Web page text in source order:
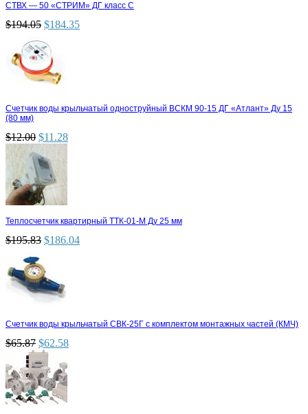
СТВХ — 50 «СТРИМ» ДГ класс С
$194.05 $184.35
Счетчик воды крыльчатый одноструйный ВСКМ 90-15 ДГ «Атлант» Ду 15
(80 мм)
$12.00 $11.28
Теплосчетчик квартирный ТТК-01-М Ду 25 мм
$195.83 $186.04
Счетчик воды крыльчатый СВК-25Г с комплектом монтажных частей (КМЧ)
$65.87 $62.58